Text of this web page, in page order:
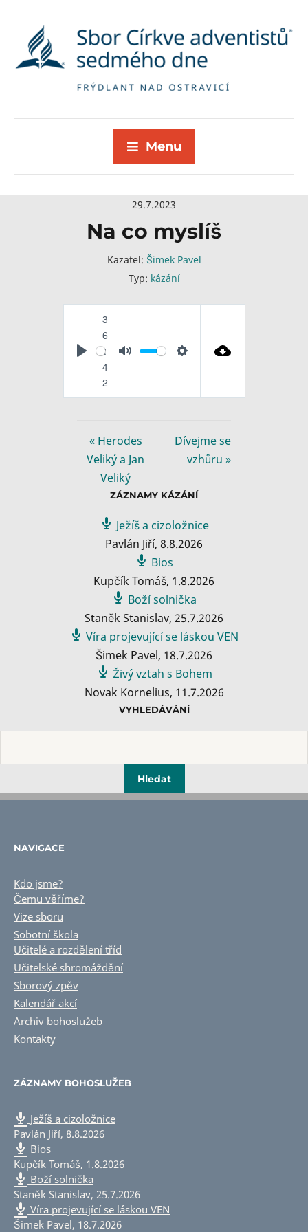
Menu
29.7.2023
Na co myslíš
Kazatel: Šimek Pavel
Typ: kázání
P
3
6
:
4
2
M
S
n
« Herodes
Veliký a Jan
Veliký
Dívejme se
vzhůru »
ZÁZNAMY KÁZÁNÍ
Ježíš a cizoložnice
Pavlán Jiří, 8.8.2026
Bios
Kupčík Tomáš, 1.8.2026
Boží solnička
Staněk Stanislav, 25.7.2026
Víra projevující se láskou VEN
Šimek Pavel, 18.7.2026
Živý vztah s Bohem
Novak Kornelius, 11.7.2026
VYHLEDÁVÁNÍ
NAVIGACE
Kdo jsme?
Čemu věříme?
Vize sboru
Sobotní škola
Učitelé a rozdělení tříd
Učitelské shromáždění
Sborový zpěv
Kalendář akcí
Archiv bohoslužeb
Kontakty
ZÁZNAMY BOHOSLUŽEB
Ježíš a cizoložnice
Pavlán Jiří, 8.8.2026
Bios
Kupčík Tomáš, 1.8.2026
Boží solnička
Staněk Stanislav, 25.7.2026
Víra projevující se láskou VEN
Šimek Pavel, 18.7.2026